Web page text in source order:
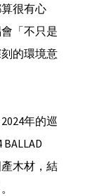
很有心
「不只是
的環境意
2024年的巡
產木材，結